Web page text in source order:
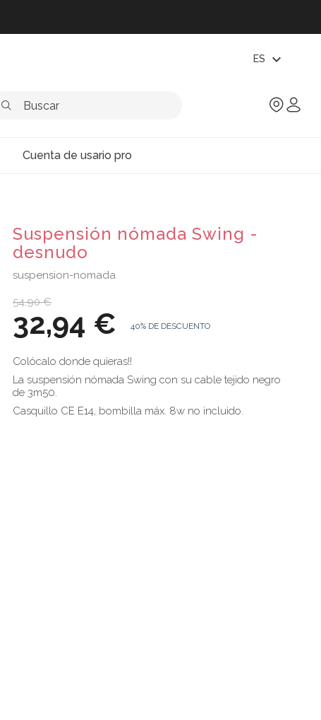
ES expand_more
Cuenta de usario pro
Suspensión nómada Swing -
desnudo
suspension-nomada
54,90 €
32,94 € 40% DE DESCUENTO
Colócalo donde quieras!!
La suspensión nómada Swing con su cable tejido negro
de 3m50.
Casquillo CE E14, bombilla máx. 8w no incluido.